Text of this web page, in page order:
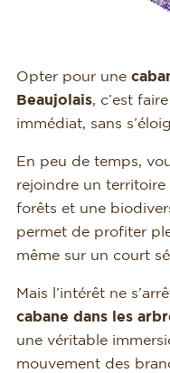
Opter pour une
Beaujolais, c’est
immédiat, sans
En peu de temps,
rejoindre un territoire
forêts et une
permet de profiter
même sur un court
Mais l’intérêt ne
cabane dans les
une véritable
mouvement des